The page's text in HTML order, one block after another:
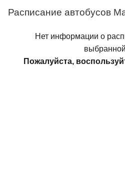
Расписание автобусов
Нет информации о
Пожалуйста,